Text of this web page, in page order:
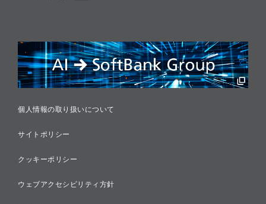
リスクマネジメント
税務に対する取り組み
採用情報
個人情報の取り扱いについて
サイトポリシー
クッキーポリシー
ウェブアクセシビリティ方針